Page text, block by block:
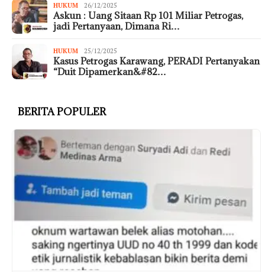
HUKUM 26/12/2025
Askun : Uang Sitaan Rp 101 Miliar Petrogas,
jadi Pertanyaan, Dimana Ri…
HUKUM 25/12/2025
Kasus Petrogas Karawang, PERADI Pertanyakan
“Duit Dipamerkan&#82…
BERITA POPULER